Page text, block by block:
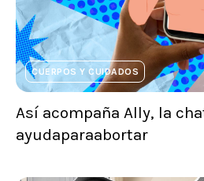
CUERPOS Y CUIDADOS
Así acompaña Ally, la
ayudaparaabortar